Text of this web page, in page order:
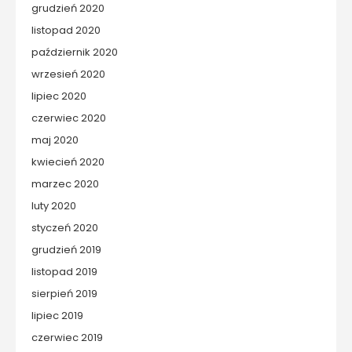
grudzień 2020
listopad 2020
październik 2020
wrzesień 2020
lipiec 2020
czerwiec 2020
maj 2020
kwiecień 2020
marzec 2020
luty 2020
styczeń 2020
grudzień 2019
listopad 2019
sierpień 2019
lipiec 2019
czerwiec 2019